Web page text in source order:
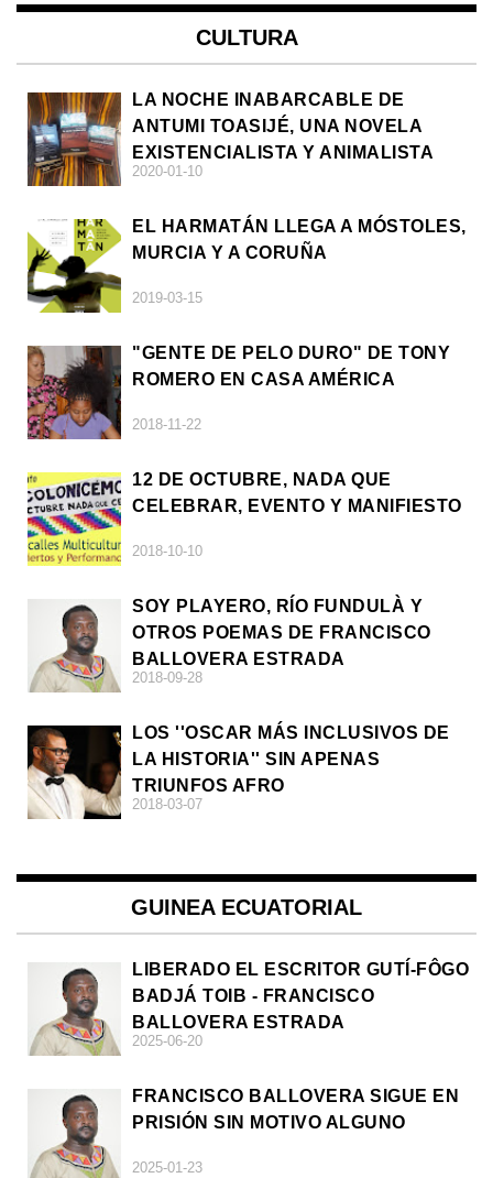
CULTURA
LA NOCHE INABARCABLE DE
ANTUMI TOASIJÉ, UNA NOVELA
EXISTENCIALISTA Y ANIMALISTA
2020-01-10
EL HARMATÁN LLEGA A MÓSTOLES,
MURCIA Y A CORUÑA
2019-03-15
"GENTE DE PELO DURO" DE TONY
ROMERO EN CASA AMÉRICA
2018-11-22
12 DE OCTUBRE, NADA QUE
CELEBRAR, EVENTO Y MANIFIESTO
2018-10-10
SOY PLAYERO, RÍO FUNDULÀ Y
OTROS POEMAS DE FRANCISCO
BALLOVERA ESTRADA
2018-09-28
LOS ''OSCAR MÁS INCLUSIVOS DE
LA HISTORIA'' SIN APENAS
TRIUNFOS AFRO
2018-03-07
GUINEA ECUATORIAL
LIBERADO EL ESCRITOR GUTÍ-FÔGO
BADJÁ TOIB - FRANCISCO
BALLOVERA ESTRADA
2025-06-20
FRANCISCO BALLOVERA SIGUE EN
PRISIÓN SIN MOTIVO ALGUNO
2025-01-23